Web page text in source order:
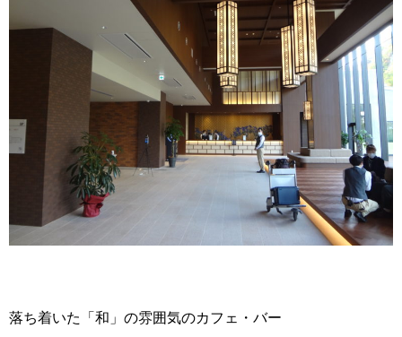
落ち着いた「和」の雰囲気のカフェ・バー